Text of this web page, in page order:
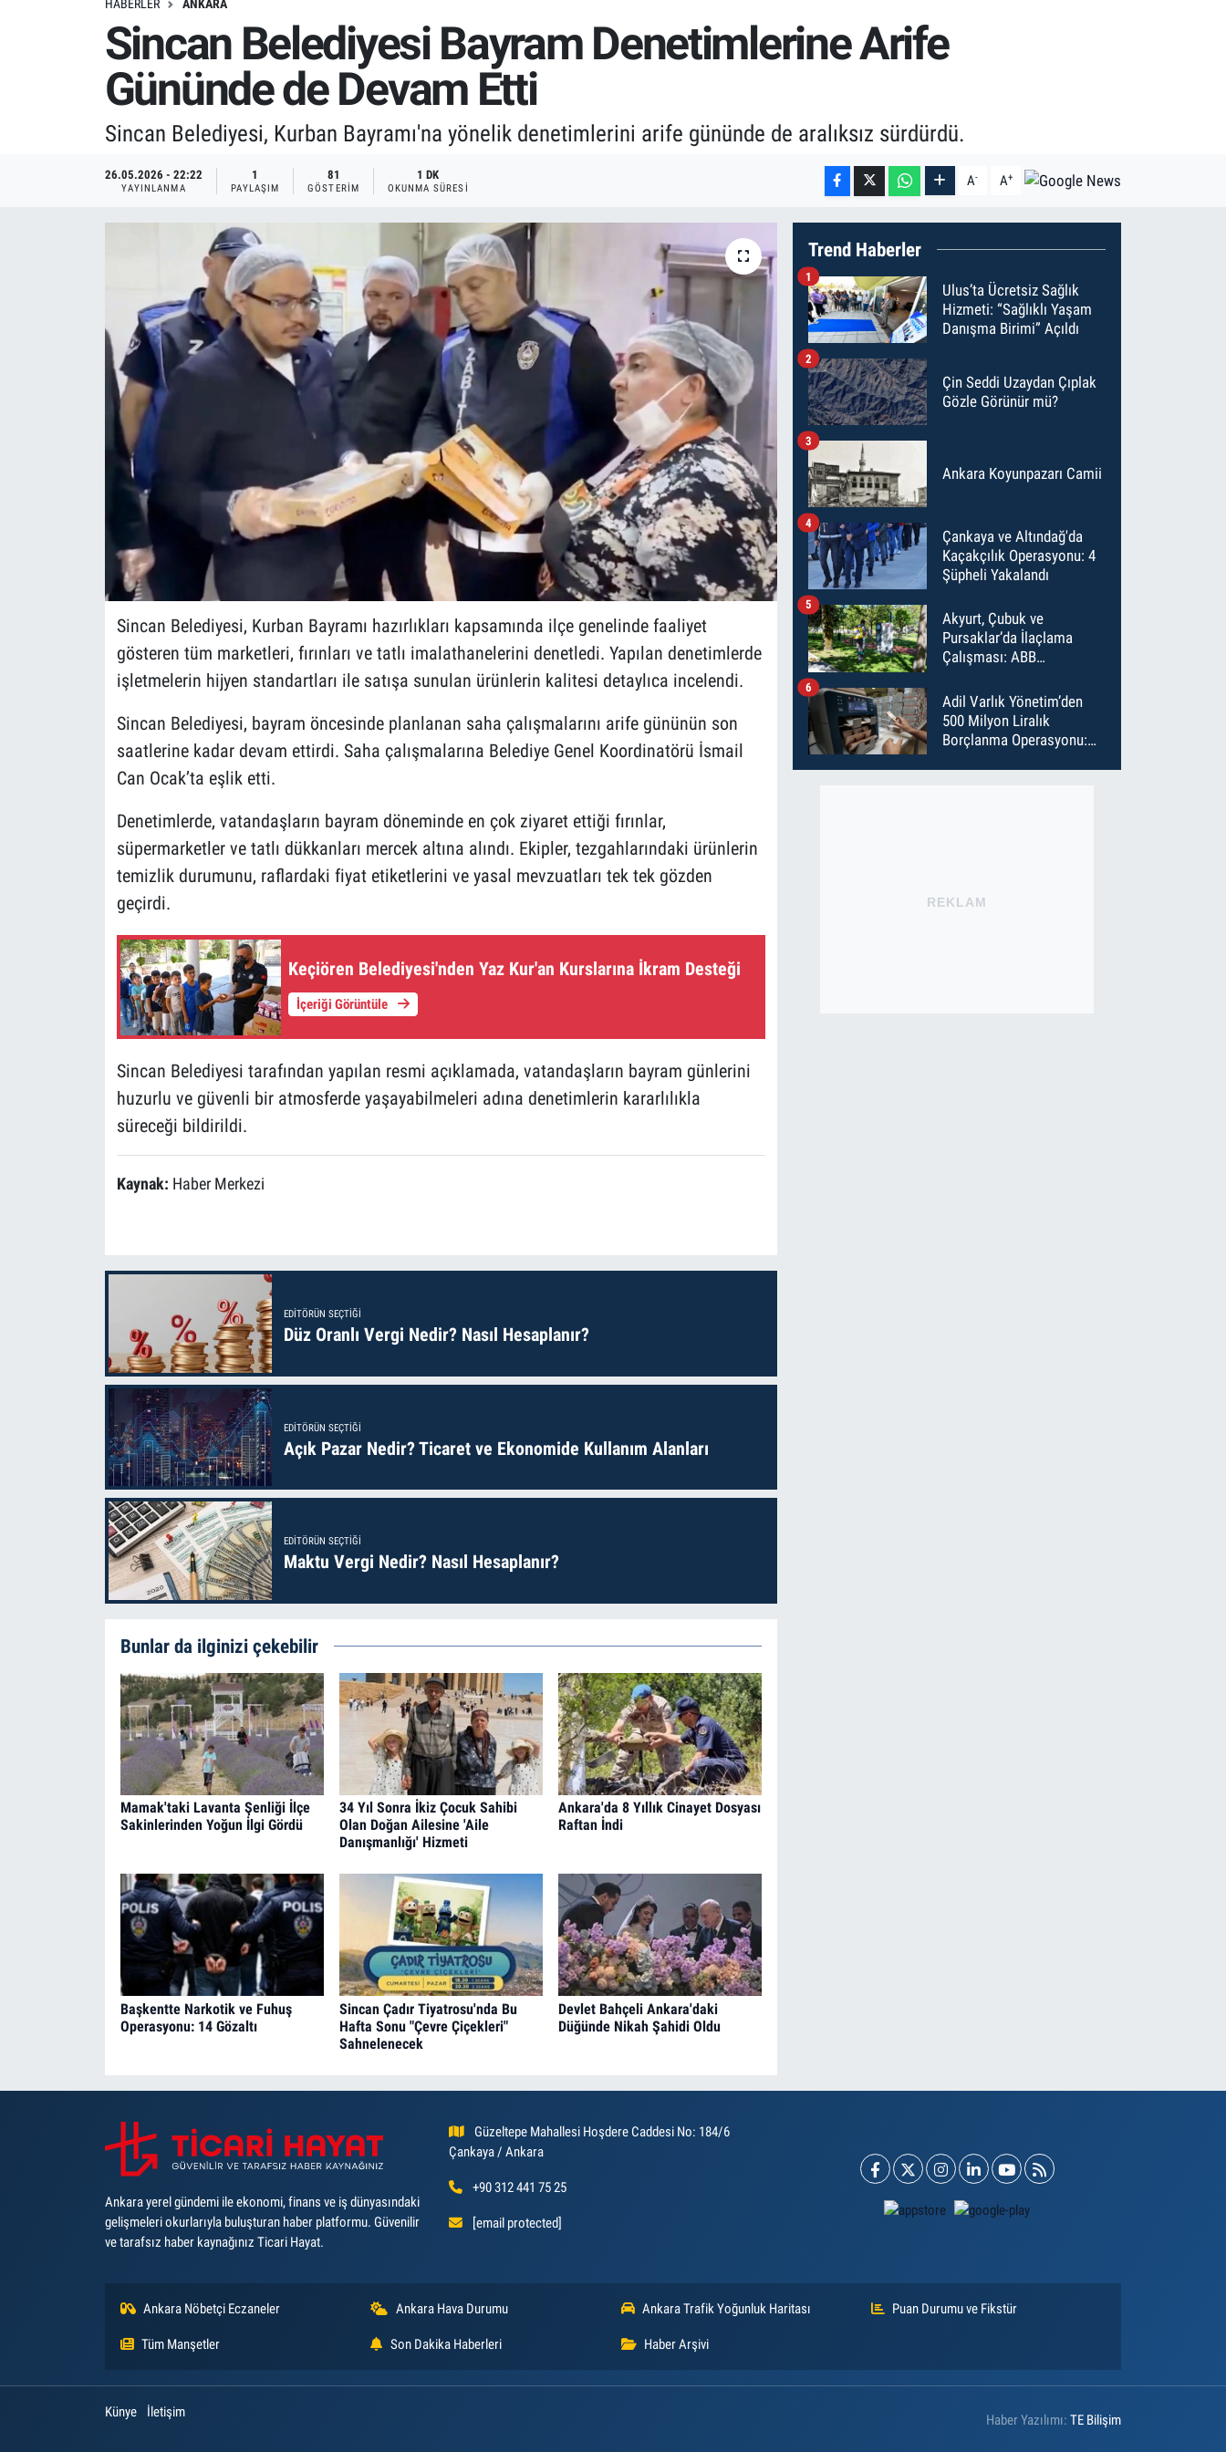
HABERLER ANKARA
Sincan Belediyesi Bayram Denetimlerine Arife
Gününde de Devam Etti
Sincan Belediyesi, Kurban Bayramı'na yönelik denetimlerini arife gününde de aralıksız sürdürdü.
26.05.2026 - 22:22
YAYINLANMA
1
PAYLAŞIM
81
GÖSTERIM
1 DK
OKUNMA SÜRESI A- A+
Sincan Belediyesi, Kurban Bayramı hazırlıkları kapsamında ilçe genelinde faaliyet
gösteren tüm marketleri, fırınları ve tatlı imalathanelerini denetledi. Yapılan denetimlerde
işletmelerin hijyen standartları ile satışa sunulan ürünlerin kalitesi detaylıca incelendi.
Sincan Belediyesi, bayram öncesinde planlanan saha çalışmalarını arife gününün son
saatlerine kadar devam ettirdi. Saha çalışmalarına Belediye Genel Koordinatörü İsmail
Can Ocak’ta eşlik etti.
Denetimlerde, vatandaşların bayram döneminde en çok ziyaret ettiği fırınlar,
süpermarketler ve tatlı dükkanları mercek altına alındı. Ekipler, tezgahlarındaki ürünlerin
temizlik durumunu, raflardaki fiyat etiketlerini ve yasal mevzuatları tek tek gözden
geçirdi.
Keçiören Belediyesi'nden Yaz Kur'an Kurslarına İkram Desteği
İçeriği Görüntüle
Sincan Belediyesi tarafından yapılan resmi açıklamada, vatandaşların bayram günlerini
huzurlu ve güvenli bir atmosferde yaşayabilmeleri adına denetimlerin kararlılıkla
süreceği bildirildi.
Kaynak: Haber Merkezi
EDITÖRÜN SEÇTIĞI
Düz Oranlı Vergi Nedir? Nasıl Hesaplanır?
EDITÖRÜN SEÇTIĞI
Açık Pazar Nedir? Ticaret ve Ekonomide Kullanım Alanları
EDITÖRÜN SEÇTIĞI
Maktu Vergi Nedir? Nasıl Hesaplanır?
Bunlar da ilginizi çekebilir
Mamak'taki Lavanta Şenliği İlçe
Sakinlerinden Yoğun İlgi Gördü
34 Yıl Sonra İkiz Çocuk Sahibi
Olan Doğan Ailesine 'Aile
Danışmanlığı' Hizmeti
Ankara'da 8 Yıllık Cinayet Dosyası
Raftan İndi
Başkentte Narkotik ve Fuhuş
Operasyonu: 14 Gözaltı
Sincan Çadır Tiyatrosu'nda Bu
Hafta Sonu "Çevre Çiçekleri"
Sahnelenecek
Devlet Bahçeli Ankara'daki
Düğünde Nikah Şahidi Oldu
Trend Haberler
Ulus’ta Ücretsiz Sağlık
Hizmeti: “Sağlıklı Yaşam
Danışma Birimi” Açıldı
1
Çin Seddi Uzaydan Çıplak
Gözle Görünür mü?
2
Ankara Koyunpazarı Camii
3
Çankaya ve Altındağ'da
Kaçakçılık Operasyonu: 4
Şüpheli Yakalandı
4
Akyurt, Çubuk ve
Pursaklar’da İlaçlama
Çalışması: ABB
İlaçladı
5
Adil Varlık Yönetim’den
500 Milyon Liralık
Borçlanma Operasyonu:
6
REKLAM
Ankara yerel gündemi ile ekonomi, finans ve iş dünyasındaki
gelişmeleri okurlarıyla buluşturan haber platformu. Güvenilir
ve tarafsız haber kaynağınız Ticari Hayat.
Güzeltepe Mahallesi Hoşdere Caddesi No: 184/6
Çankaya / Ankara
+90 312 441 75 25
[email protected]
Ankara Nöbetçi Eczaneler Ankara Hava Durumu Ankara Trafik Yoğunluk Haritası Puan Durumu ve Fikstür
Tüm Manşetler Son Dakika Haberleri Haber Arşivi
Künye İletişim Haber Yazılımı:TE Bilişim